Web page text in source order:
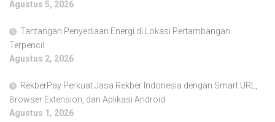
Agustus 5, 2026
Tantangan Penyediaan Energi di Lokasi Pertambangan
Terpencil
Agustus 2, 2026
RekberPay Perkuat Jasa Rekber Indonesia dengan Smart URL,
Browser Extension, dan Aplikasi Android
Agustus 1, 2026